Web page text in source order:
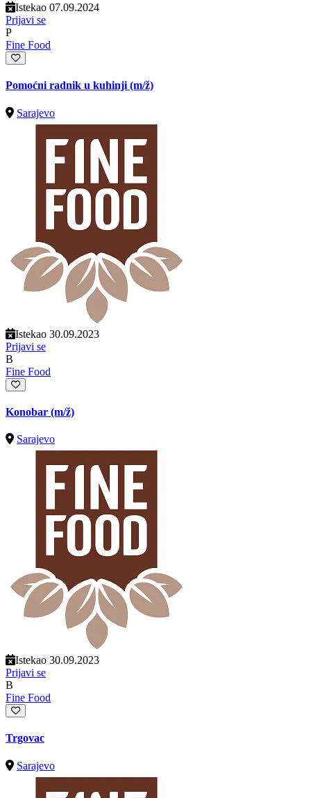
Istekao 07.09.2024
Prijavi se
P
Fine Food
Pomoćni radnik u kuhinji (m/ž)
Sarajevo
Istekao 30.09.2023
Prijavi se
B
Fine Food
Konobar (m/ž)
Sarajevo
Istekao 30.09.2023
Prijavi se
B
Fine Food
Trgovac
Sarajevo